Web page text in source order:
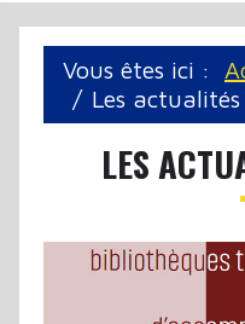
Vous êtes ici :
Les
LES